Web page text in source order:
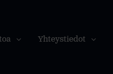
Yhteystiedot